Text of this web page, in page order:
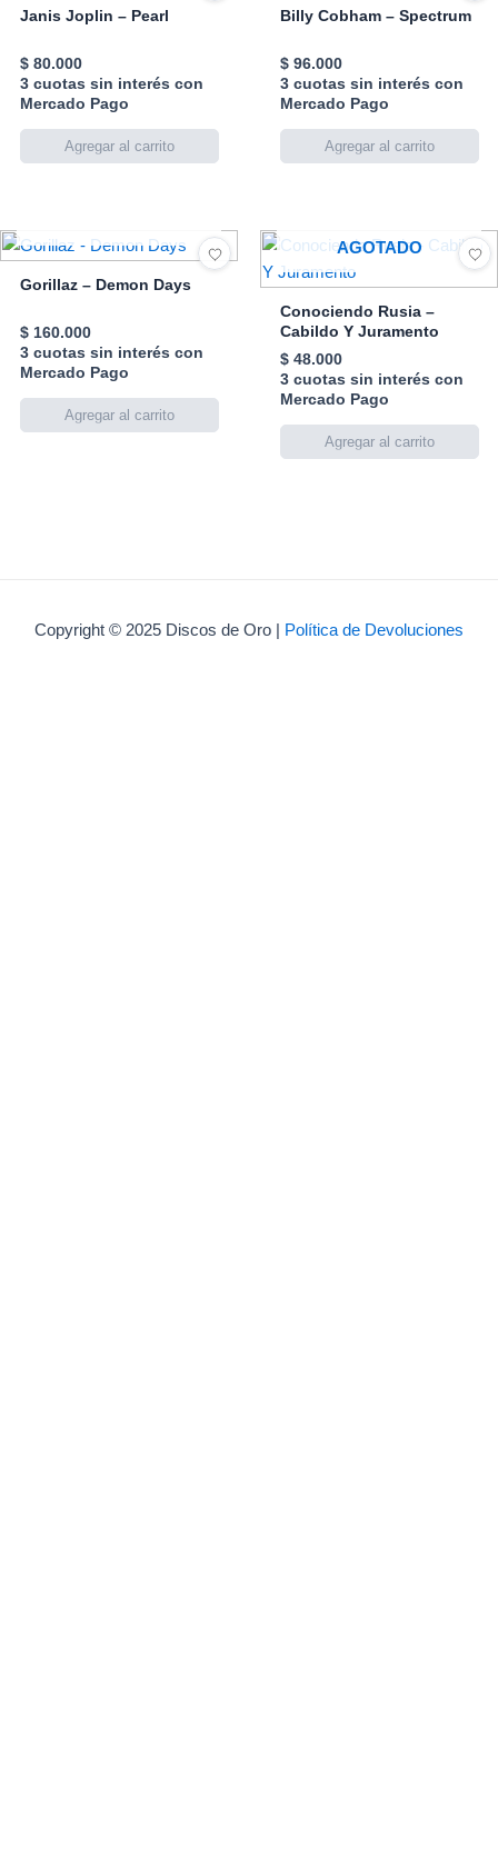
Janis Joplin – Pearl
$80.000
3 cuotas sin interés con
Mercado Pago
Billy Cobham – Spectrum
$96.000
3 cuotas sin interés con
Mercado Pago
Gorillaz – Demon Days
$160.000
3 cuotas sin interés con
Mercado Pago
AGOTADO
Conociendo Rusia –
Cabildo Y Juramento
$48.000
3 cuotas sin interés con
Mercado Pago
Copyright © 2025 Discos de Oro | Política de Devoluciones